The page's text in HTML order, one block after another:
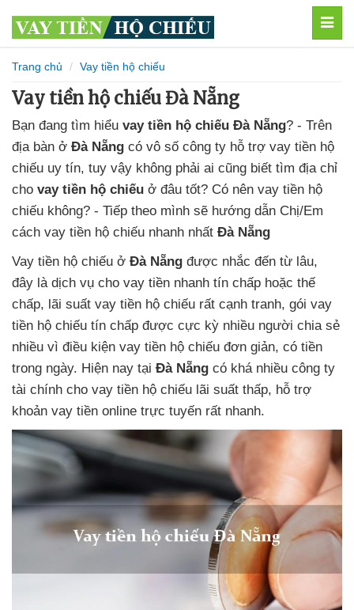
Trang chủ Vay tiền hộ chiếu
Vay tiền hộ chiếu Đà Nẵng
Bạn đang tìm hiểu vay tiền hộ chiếu Đà Nẵng? - Trên
địa bàn ở Đà Nẵng có vô số công ty hỗ trợ vay tiền hộ
chiếu uy tín, tuy vậy không phải ai cũng biết tìm địa chỉ
cho vay tiền hộ chiếu ở đâu tốt? Có nên vay tiền hộ
chiếu không? - Tiếp theo mình sẽ hướng dẫn Chị/Em
cách vay tiền hộ chiếu nhanh nhất Đà Nẵng
Vay tiền hộ chiếu ở Đà Nẵng được nhắc đến từ lâu,
đây là dịch vụ cho vay tiền nhanh tín chấp hoặc thế
chấp, lãi suất vay tiền hộ chiếu rất cạnh tranh, gói vay
tiền hộ chiếu tín chấp được cực kỳ nhiều người chia sẻ
nhiều vì điều kiện vay tiền hộ chiếu đơn giản, có tiền
trong ngày. Hiện nay tại Đà Nẵng có khá nhiều công ty
tài chính cho vay tiền hộ chiếu lãi suất thấp, hỗ trợ
khoản vay tiền online trực tuyến rất nhanh.